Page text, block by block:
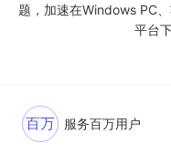
题，加速在Windows PC
平台
百万 服务百万用户